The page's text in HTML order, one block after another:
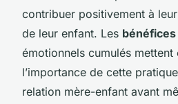
contribuer positivement à
de leur enfant. Les bénéfices
émotionnels cumulés mettent
l’importance de cette
relation mère-enfant avant